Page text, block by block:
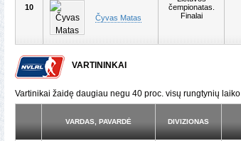
10
Čyvas Matas
čempionatas.
Finalai
VARTININKAI
Vartinikai žaidę daugiau negu 40 proc. visų rungtynių laiko
VARDAS, PAVARDĖ DIVIZIONAS